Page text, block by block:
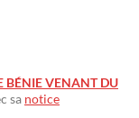
BÉNIE VENANT DU
sa notice